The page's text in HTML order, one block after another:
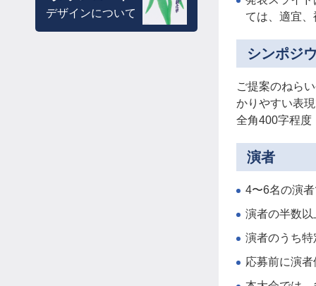
デザインについて
ては、適宜
シンポジ
ご提案のねら
かりやすい表
全角400字程度
演者
4〜6名の演
演者の半数
演者のうち
応募前に演